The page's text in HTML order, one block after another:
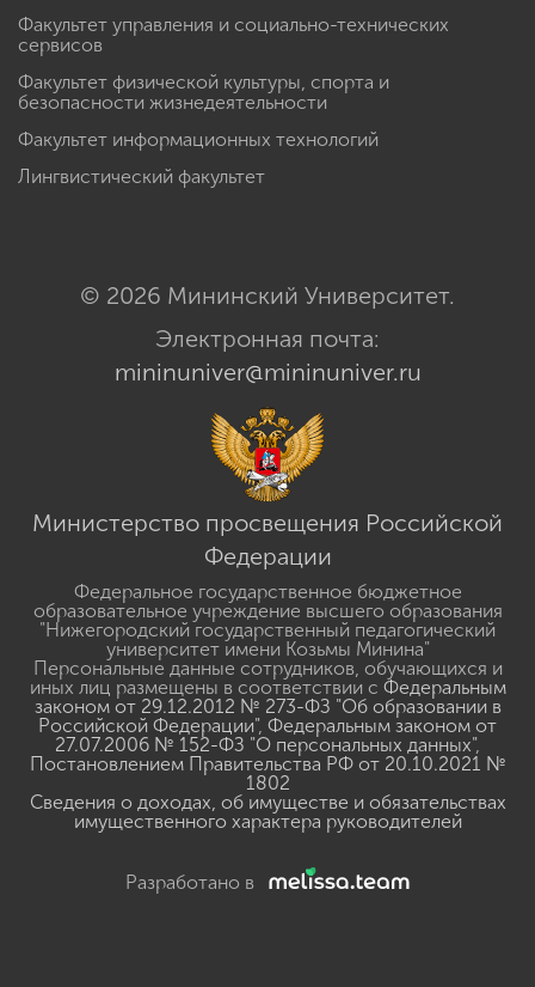
Факультет управления и социально-технических
сервисов
Факультет физической культуры, спорта и
безопасности жизнедеятельности
Факультет информационных технологий
Лингвистический факультет
© 2026 Мининский Университет.
Электронная почта:
mininuniver@mininuniver.ru
Министерство просвещения Российской
Федерации
Федеральное государственное бюджетное
образовательное учреждение высшего образования
"Нижегородский государственный педагогический
университет имени Козьмы Минина"
Персональные данные сотрудников, обучающихся и
иных лиц размещены в соответствии с Федеральным
законом от 29.12.2012 № 273-ФЗ "Об образовании в
Российской Федерации", Федеральным законом от
27.07.2006 № 152-ФЗ "О персональных данных",
Постановлением Правительства РФ от 20.10.2021 №
1802
Сведения о доходах, об имуществе и обязательствах
имущественного характера руководителей
Разработано в